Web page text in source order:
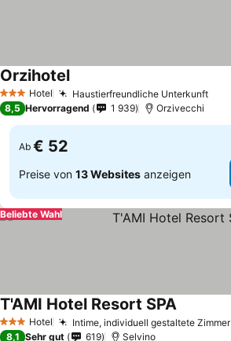
3 SterneHotel Haustierfreundliche Unterkunft
Orzihotel
8,5 Hervorragend 1 939 Orzivecchi
Ab € 52
Preise von 13 Websites anzeigen
Beliebte Wahl
3 SterneHotel Intime, individuell gestaltete Zimmer
T'AMI Hotel Resort SPA
8,1 Sehr gut 619 Selvino